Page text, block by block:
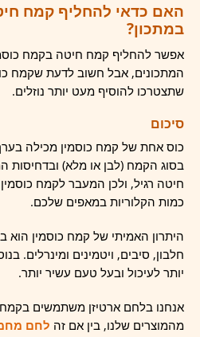
האם כדאי להחליף קמח
במתכון?
המתכונים, אבל חשוב לדעת שקמח
שתצטרכו להוסיף מעט יותר נוזלים.
סיכום
כוס אחת של קמח כוסמין מכילה
בסוג הקמח (לבן או מלא) ובדחיסות
חיטה רגיל, ולכן המעבר לקמח
כמות הקלוריות במאפים שלכם.
היתרון האמיתי של קמח כוסמין הוא
חלבון, סיבים, ויטמינים ומינרלים.
יותר לעיכול ובעל טעם עשיר יותר.
אנחנו בלחם ארטיזן משתמשים בקמח
מהמוצרים שלנו, בין אם זה לחם